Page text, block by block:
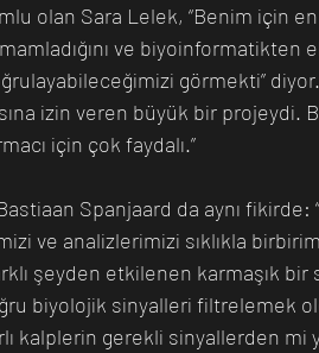
olan Sara Lelek, “Benim için
ve biyoinformatikten
görmekti”
izin veren büyük bir projeydi.
için çok faydalı.”
Spanjaard da aynı fikirde:
ve analizlerimizi sıklıkla
şeyden etkilenen karmaşık
biyolojik sinyalleri filtrelemek
kalplerin gerekli sinyallerden mi